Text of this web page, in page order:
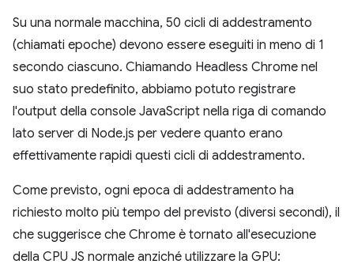
Su una normale macchina, 50 cicli di addestramento
(chiamati epoche) devono essere eseguiti in meno di 1
secondo ciascuno. Chiamando Headless Chrome nel
suo stato predefinito, abbiamo potuto registrare
l'output della console JavaScript nella riga di comando
lato server di Node.js per vedere quanto erano
effettivamente rapidi questi cicli di addestramento.
Come previsto, ogni epoca di addestramento ha
richiesto molto più tempo del previsto (diversi secondi), il
che suggerisce che Chrome è tornato all'esecuzione
della CPU JS normale anziché utilizzare la GPU: